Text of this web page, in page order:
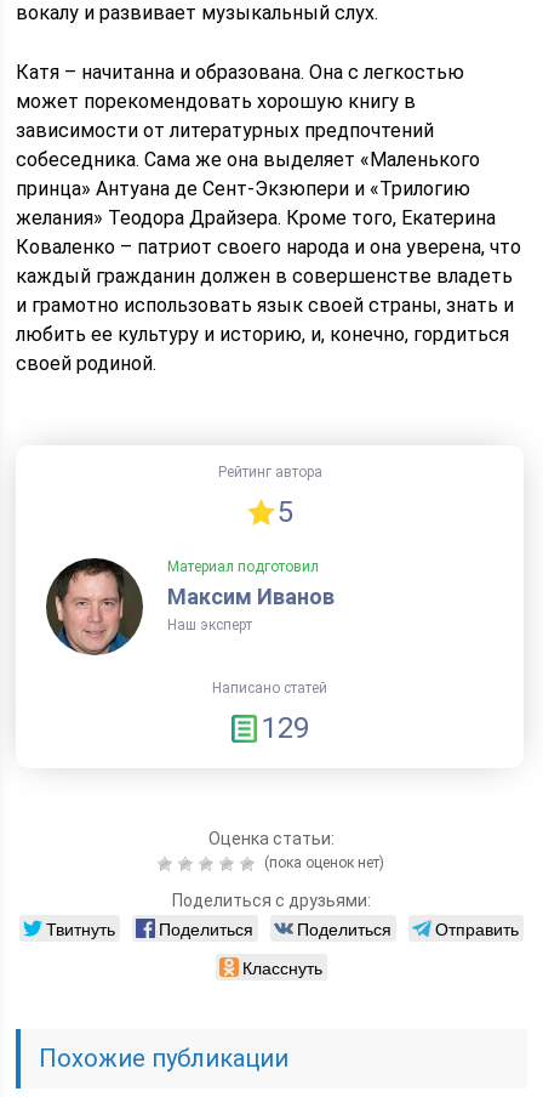
вокалу и развивает музыкальный слух.
Катя – начитанна и образована. Она с легкостью
может порекомендовать хорошую книгу в
зависимости от литературных предпочтений
собеседника. Сама же она выделяет «Маленького
принца» Антуана де Сент-Экзюпери и «Трилогию
желания» Теодора Драйзера. Кроме того, Екатерина
Коваленко – патриот своего народа и она уверена, что
каждый гражданин должен в совершенстве владеть
и грамотно использовать язык своей страны, знать и
любить ее культуру и историю, и, конечно, гордиться
своей родиной.
Рейтинг автора
5
Материал подготовил
Максим Иванов
Наш эксперт
Написано статей
129
Оценка статьи:
(пока оценок нет)
Поделиться с друзьями:
Твитнуть Поделиться Поделиться
Отправить
Класснуть
Похожие публикации